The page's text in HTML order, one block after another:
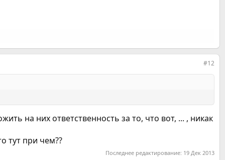
#12
на них ответственность за то, что вот, ... , никак
тут при чем??
Последнее редактирование: 19 Дек 2013